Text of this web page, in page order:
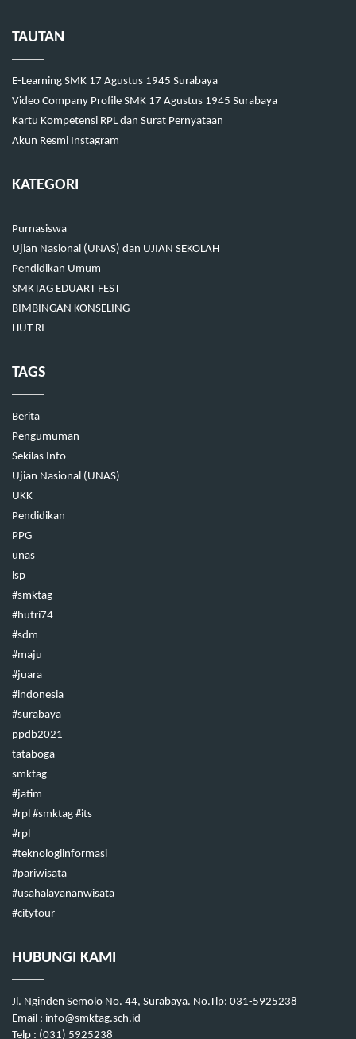
TAUTAN
E-Learning SMK 17 Agustus 1945 Surabaya
Video Company Profile SMK 17 Agustus 1945 Surabaya
Kartu Kompetensi RPL dan Surat Pernyataan
Akun Resmi Instagram
KATEGORI
Purnasiswa
Ujian Nasional (UNAS) dan UJIAN SEKOLAH
Pendidikan Umum
SMKTAG EDUART FEST
BIMBINGAN KONSELING
HUT RI
TAGS
Berita
Pengumuman
Sekilas Info
Ujian Nasional (UNAS)
UKK
Pendidikan
PPG
unas
lsp
#smktag
#hutri74
#sdm
#maju
#juara
#indonesia
#surabaya
ppdb2021
tataboga
smktag
#jatim
#rpl #smktag #its
#rpl
#teknologiinformasi
#pariwisata
#usahalayananwisata
#citytour
HUBUNGI KAMI
Jl. Nginden Semolo No. 44, Surabaya. No.Tlp: 031-5925238
Email : info@smktag.sch.id
Telp : (031) 5925238